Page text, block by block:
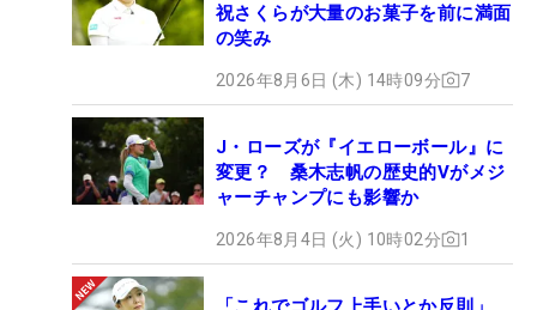
祝さくらが大量のお菓子を前に満面
の笑み
2026年8月6日 (木) 14時09分 7
J・ローズが『イエローボール』に
変更？ 桑木志帆の歴史的Vがメジ
ャーチャンプにも影響か
2026年8月4日 (火) 10時02分 1